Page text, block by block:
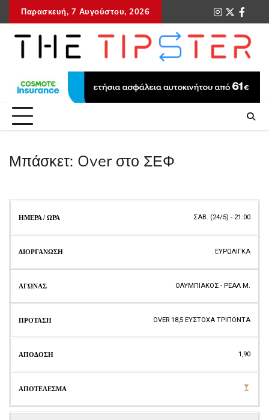
to
content
Παρασκευή, 7 Αυγούστου, 2026
instagram
twitter
Μπάσκετ: Over στο ΣΕΦ
ΗΜΕΡΑ
ΠΡΟΤΑΣΗ
ΣΑΒ. (24/5) - 21:00
ΕΥΡΩΛΙΓΚΑ
ΟΛΥΜΠΙΑΚΟΣ - ΡΕΑΛ Μ.
ΟVER 18,5 ΕΥΣΤΟΧΑ ΤΡΙΠΟΝΤΑ
1,90